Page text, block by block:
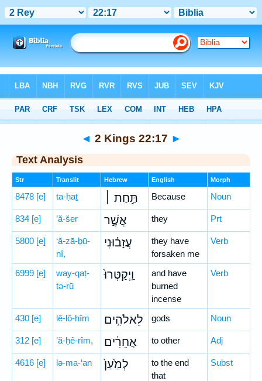
Hebrew> 2 Kings 22:17
◄ 2 Kings 22:17 ►
Text Analysis
Str Translit Hebrew English Morph
8478 [e] ta-ḥaṯ תַּ֣חַת ׀ Because Noun
834 [e] ’ă-šer אֲשֶׁ֣ר they Prt
5800 [e]
‘ă-zā-ḇū-
nî,
עֲזָב֗וּנִי
they have
forsaken me
Verb
6999 [e]
way-qaṭ-
ṭə-rū
וַֽיְקַטְּרוּ֙
and have
burned
incense
Verb
430 [e] lê-lō-hîm לֵאלֹהִ֣ים gods Noun
312 [e] ’ă-ḥê-rîm, אֲחֵרִ֔ים to other Adj
4616 [e] lə-ma-‘an לְמַ֙עַן֙
to the end
that
Subst